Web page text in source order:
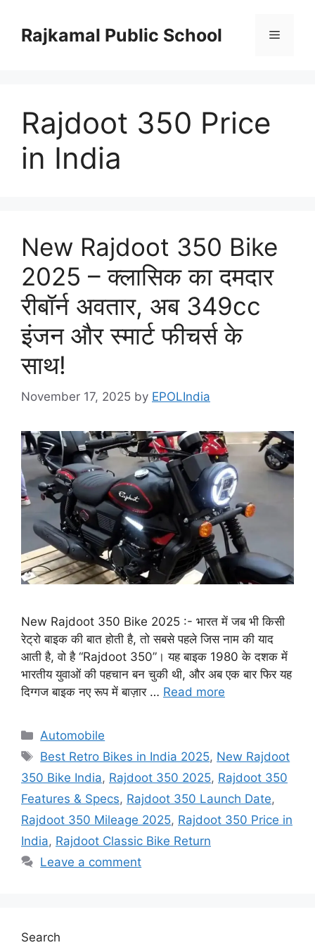
contentRajkamal Public School Menu
Rajdoot 350 Price
in India
New Rajdoot 350 Bike
2025 – क्लासिक का दमदार
रीबॉर्न अवतार, अब 349cc
इंजन और स्मार्ट फीचर्स के
साथ!
November 17, 2025 by EPOLIndia
New Rajdoot 350 Bike 2025 :- भारत में जब भी किसी
रेट्रो बाइक की बात होती है, तो सबसे पहले जिस नाम की याद
आती है, वो है “Rajdoot 350”। यह बाइक 1980 के दशक में
भारतीय युवाओं की पहचान बन चुकी थी, और अब एक बार फिर यह
दिग्गज बाइक नए रूप में बाज़ार … Read more
Categories
Automobile
Tags
Best Retro Bikes in India 2025, New Rajdoot
350 Bike India, Rajdoot 350 2025, Rajdoot 350
Features & Specs, Rajdoot 350 Launch Date,
Rajdoot 350 Mileage 2025, Rajdoot 350 Price in
India, Rajdoot Classic Bike Return
Leave a comment
Search